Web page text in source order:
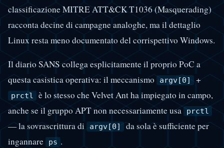
classificazione MITRE ATT&CK T1036 (Masquerading)
racconta decine di campagne analoghe, ma il dettaglio
Linux resta meno documentato del corrispettivo Windows.
Il diario SANS collega esplicitamente il proprio PoC a
questa casistica operativa: il meccanismo argv[0] +
prctl
è lo stesso che Velvet Ant ha impiegato in campo,
anche se il gruppo APT non necessariamente usa prctl
— la sovrascrittura di argv[0] da sola è sufficiente per
ingannare
ps .